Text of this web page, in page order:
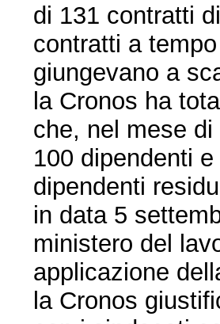
di 131 contratti
contratti a
giungevano a
la Cronos ha
che, nel mese
100 dipendenti
dipendenti
in data 5
ministero del
applicazione
la Cronos